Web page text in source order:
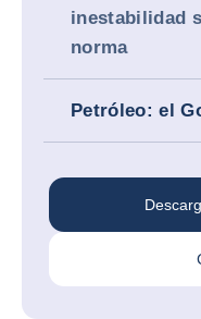
inestabilidad
norma
Petróleo: el